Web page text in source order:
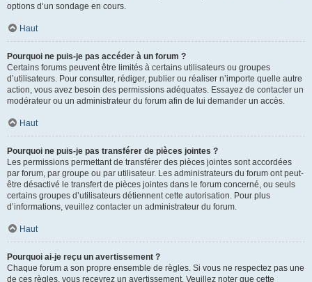
options d’un sondage en cours.
Haut
Pourquoi ne puis-je pas accéder à un forum ?
Certains forums peuvent être limités à certains utilisateurs ou groupes
d’utilisateurs. Pour consulter, rédiger, publier ou réaliser n’importe quelle autre
action, vous avez besoin des permissions adéquates. Essayez de contacter un
modérateur ou un administrateur du forum afin de lui demander un accès.
Haut
Pourquoi ne puis-je pas transférer de pièces jointes ?
Les permissions permettant de transférer des pièces jointes sont accordées
par forum, par groupe ou par utilisateur. Les administrateurs du forum ont peut-
être désactivé le transfert de pièces jointes dans le forum concerné, ou seuls
certains groupes d’utilisateurs détiennent cette autorisation. Pour plus
d’informations, veuillez contacter un administrateur du forum.
Haut
Pourquoi ai-je reçu un avertissement ?
Chaque forum a son propre ensemble de règles. Si vous ne respectez pas une
de ces règles, vous recevrez un avertissement. Veuillez noter que cette